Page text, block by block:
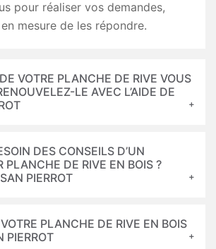
pour réaliser vos demandes,
mesure de les répondre.
DE VOTRE PLANCHE DE RIVE VOUS
LE AVEC L’AIDE DE
DES CONSEILS D’UN
PLANCHE DE RIVE EN BOIS ?
PIERROT
PLANCHE DE RIVE EN BOIS
PIERROT